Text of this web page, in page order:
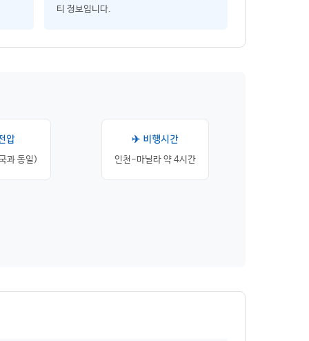
티 정보입니다.
압
과 동일)
✈️ 비행시간
인천-마닐라 약 4시간